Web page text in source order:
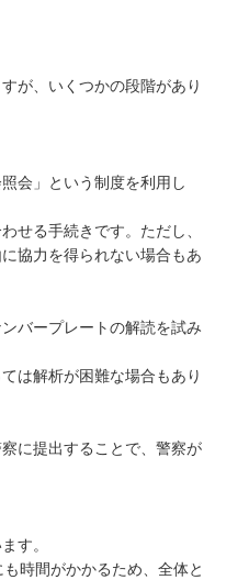
が、いくつかの段階があり
会」という制度を利用し
せる手続きです。ただし、
協力を得られない場合もあ
バープレートの解読を試み
は解析が困難な場合もあり
に提出することで、警察が
す。
時間がかかるため、全体と